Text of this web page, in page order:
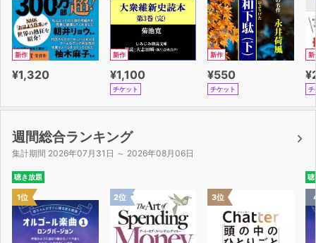
新作
¥1,320
新作
¥1,100
チケット
新作
¥550
チケット
新
チ
週間総合ランキング
集計期間 2026年07月31日 ～ 2026年08月06日
聴き放題
1位 2位 3位
聴